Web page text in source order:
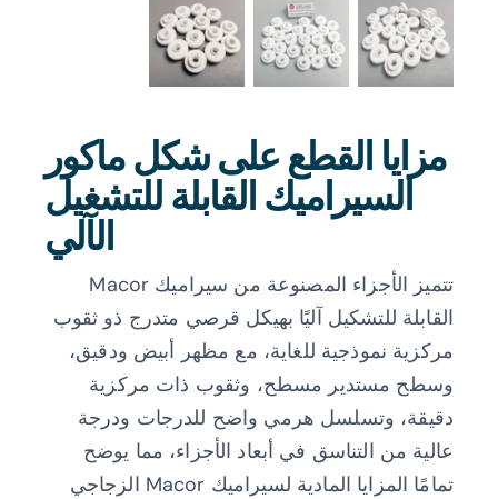
مزايا القطع على شكل ماكور
السيراميك القابلة للتشغيل
الآلي
تتميز الأجزاء المصنوعة من سيراميك Macor
القابلة للتشكيل آليًا بهيكل قرصي متدرج ذو ثقوب
مركزية نموذجية للغاية، مع مظهر أبيض ودقيق،
وسطح مستدير مسطح، وثقوب ذات مركزية
دقيقة، وتسلسل هرمي واضح للدرجات ودرجة
عالية من التناسق في أبعاد الأجزاء، مما يوضح
تمامًا المزايا المادية لسيراميك Macor الزجاجي